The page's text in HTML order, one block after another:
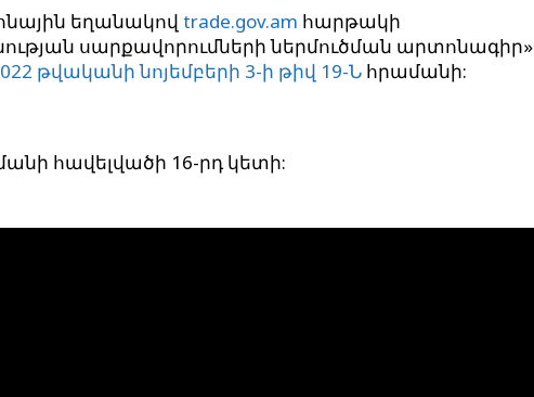
եղանակով trade.gov.am հարթակի
սարքավորումների ներմուծման արտոնագիր»
թվականի նոյեմբերի 3-ի թիվ 19-Ն հրամանի:
հավելվածի 16-րդ կետի: